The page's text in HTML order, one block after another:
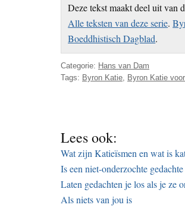
Deze tekst maakt deel uit van
Alle teksten van deze serie.
Boeddhistisch Dagblad.
Categorie: Hans van Dam
Tags: Byron Katie Byron Katie
Lees ook:
Wat zijn Katieïsmen en wat is
Is een niet-onderzochte
Laten gedachten je los als je ze
Als niets van jou is